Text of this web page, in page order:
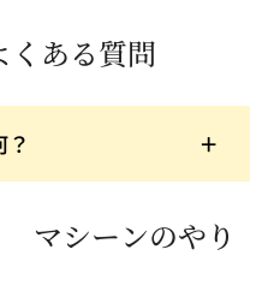
くある質問
マシーンのやり